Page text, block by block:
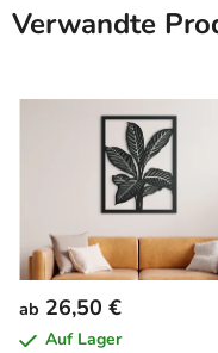
Verwandte
ab 26,50 €
Auf Lager